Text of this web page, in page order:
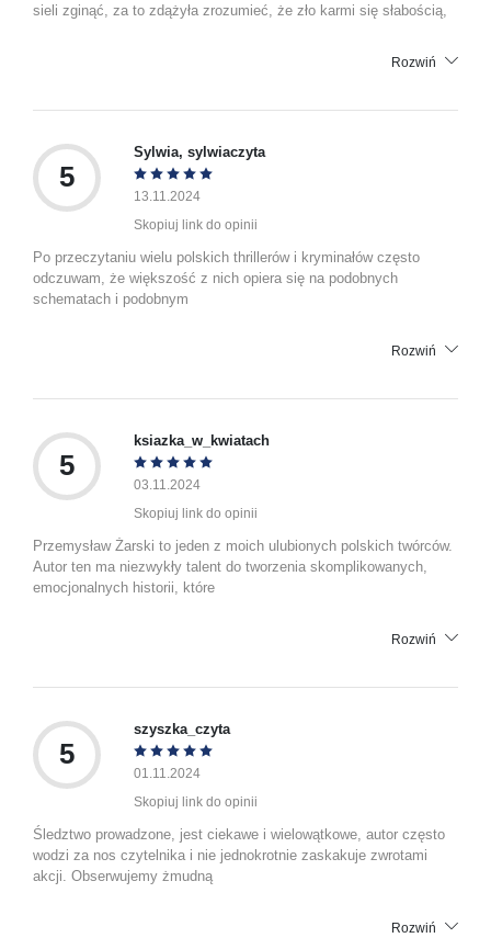
sie­li zgi­nąć, za to zdą­ży­ła zro­zu­mieć, że zło karmi się sła­bo­ścią,
Rozwiń
5
Sylwia, sylwiaczyta
13.11.2024
Skopiuj link do opinii
Po przeczytaniu wielu polskich thrillerów i kryminałów często
odczuwam, że większość z nich opiera się na podobnych
schematach i podobnym
Rozwiń
5
ksiazka_w_kwiatach
03.11.2024
Skopiuj link do opinii
Przemysław Żarski to jeden z moich ulubionych polskich twórców.
Autor ten ma niezwykły talent do tworzenia skomplikowanych,
emocjonalnych historii, które
Rozwiń
5
szyszka_czyta
01.11.2024
Skopiuj link do opinii
Śledztwo prowadzone, jest ciekawe i wielowątkowe, autor często
wodzi za nos czytelnika i nie jednokrotnie zaskakuje zwrotami
akcji. Obserwujemy żmudną
Rozwiń